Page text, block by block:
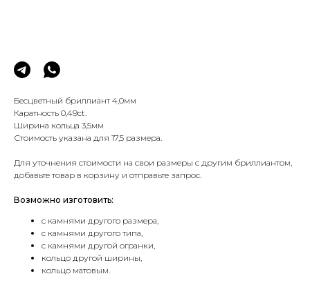
Бесцветный бриллиант 4,0мм
Каратность 0,49сt.
Ширина кольца 3,5мм
Стоимость указана для 17,5 размера.
Для уточнения стоимости на свои размеры с другим бриллиантом,
добавьте товар в корзину и отправьте запрос.
Возможно изготовить:
с камнями другого размера,
с камнями другого типа,
с камнями другой огранки,
кольцо другой ширины,
кольцо матовым.